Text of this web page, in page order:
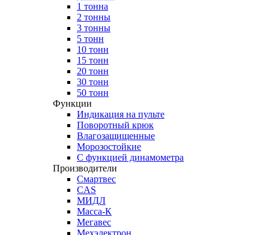
1 тонна
2 тонны
3 тонны
5 тонн
10 тонн
15 тонн
20 тонн
30 тонн
50 тонн
Функции
Индикация на пульте
Поворотный крюк
Влагозащищенные
Морозостойкие
С функцией динамометра
Производители
Смартвес
CAS
МИДЛ
Масса-К
Мегавес
Мехэлектрон